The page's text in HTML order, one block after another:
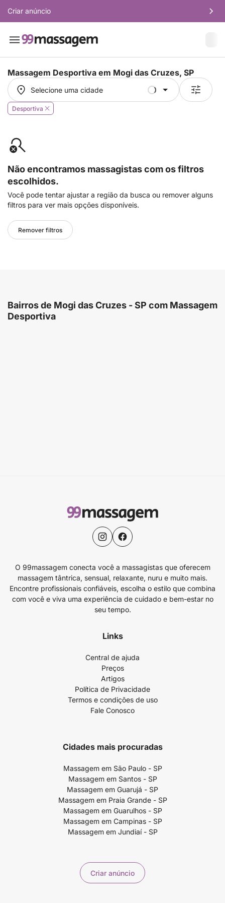
Criar anúncio
Massagem Desportiva em Mogi das Cruzes, SP
Selecione uma cidade
Selecione uma cidade
Desportiva
Não encontramos massagistas com os filtros
escolhidos.
Você pode tentar ajustar a região da busca ou remover alguns
filtros para ver mais opções disponíveis.
Remover filtros
Bairros de Mogi das Cruzes - SP com Massagem
Desportiva
O 99massagem conecta você a massagistas que oferecem
massagem tântrica, sensual, relaxante, nuru e muito mais.
Encontre profissionais confiáveis, escolha o estilo que combina
com você e viva uma experiência de cuidado e bem-estar no
seu tempo.
Links
Central de ajuda
Preços
Artigos
Política de Privacidade
Termos e condições de uso
Fale Conosco
Cidades mais procuradas
Massagem em São Paulo - SP
Massagem em Santos - SP
Massagem em Guarujá - SP
Massagem em Praia Grande - SP
Massagem em Guarulhos - SP
Massagem em Campinas - SP
Massagem em Jundiaí - SP
Criar anúncio